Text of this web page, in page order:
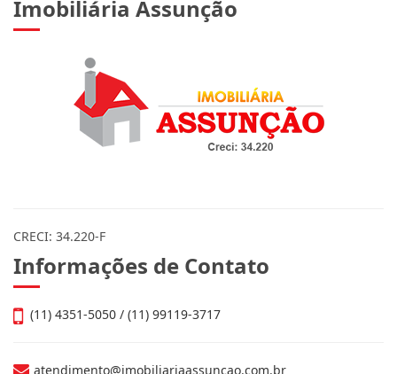
Imobiliária Assunção
CRECI: 34.220-F
Informações de Contato
(11) 4351-5050 / (11) 99119-3717
atendimento@imobiliariaassuncao.com.br